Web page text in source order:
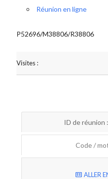
Réunion en ligne
P52696/M38806/R38806
Visites :
ID de réunion :
Code /
ALLER